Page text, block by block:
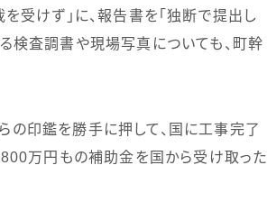
受けず」に、報告書を「独断で提出し
検査調書や現場写真についても、町幹
印鑑を勝手に押して、国に工事完了
万円もの補助金を国から受け取った